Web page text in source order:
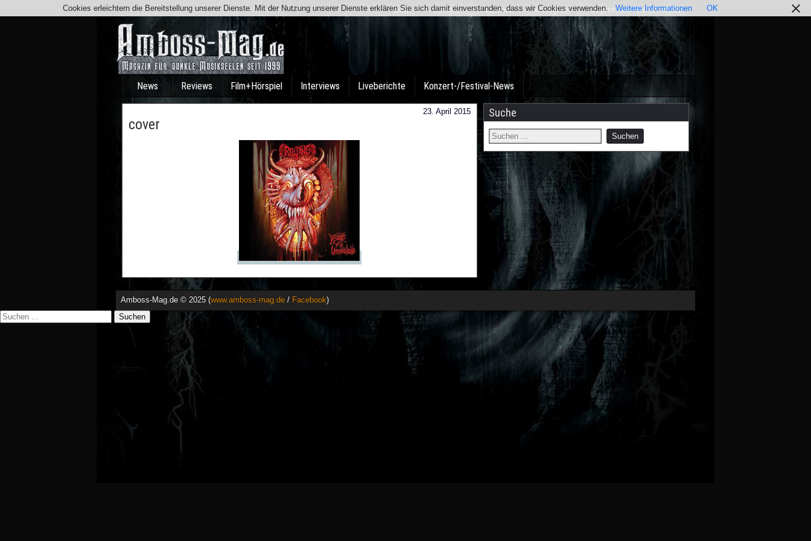
Team Kontakt Facebook Instagram Impressum / Datenschutz
News Reviews Film+Hörspiel Interviews Liveberichte Konzert-/Festival-News
23. April 2015
cover
Suche
Amboss-Mag.de © 2025 (www.amboss-mag.de / Facebook)
Cookies erleichtern die Bereitstellung unserer Dienste. Mit der Nutzung unserer Dienste erklären Sie sich damit einverstanden, dass wir Cookies verwenden. Weitere Informationen OK